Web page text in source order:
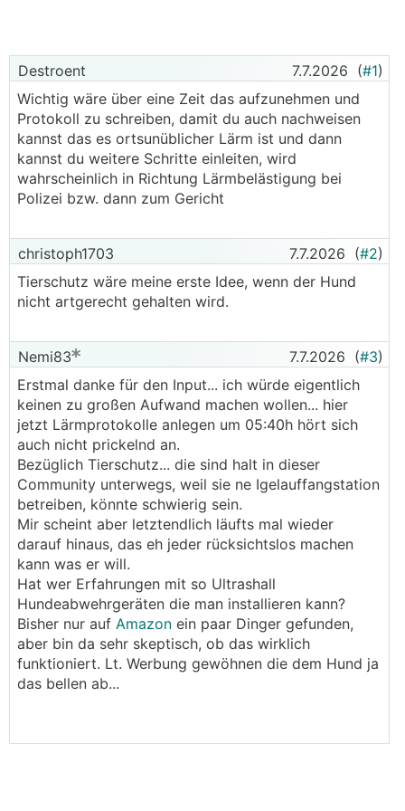
Destroent 7.7.2026 (#1)
Wichtig wäre über eine Zeit das aufzunehmen und
Protokoll zu schreiben, damit du auch nachweisen
kannst das es ortsunüblicher Lärm ist und dann
kannst du weitere Schritte einleiten, wird
wahrscheinlich in Richtung Lärmbelästigung bei
Polizei bzw. dann zum Gericht
christoph1703 7.7.2026 (#2)
Tierschutz wäre meine erste Idee, wenn der Hund
nicht artgerecht gehalten wird.
Nemi83 7.7.2026 (#3)
Erstmal danke für den Input... ich würde eigentlich
keinen zu großen Aufwand machen wollen... hier
jetzt Lärmprotokolle anlegen um 05:40h hört sich
auch nicht prickelnd an.
Bezüglich Tierschutz... die sind halt in dieser
Community unterwegs, weil sie ne Igelauffangstation
betreiben, könnte schwierig sein.
Mir scheint aber letztendlich läufts mal wieder
darauf hinaus, das eh jeder rücksichtslos machen
kann was er will.
Hat wer Erfahrungen mit so Ultrashall
Hundeabwehrgeräten die man installieren kann?
Bisher nur auf Amazon ein paar Dinger gefunden,
aber bin da sehr skeptisch, ob das wirklich
funktioniert. Lt. Werbung gewöhnen die dem Hund ja
das bellen ab...